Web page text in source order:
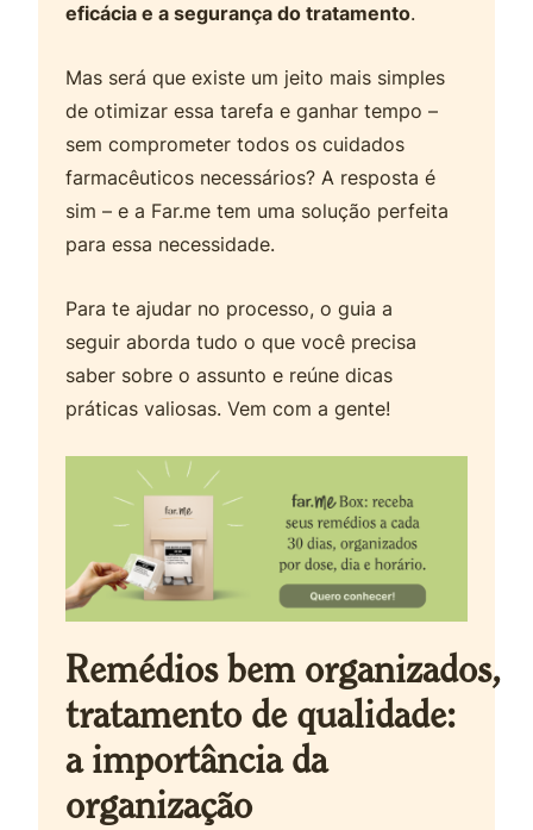
eficácia e a segurança do tratamento.
Mas será que existe um jeito mais simples
de otimizar essa tarefa e ganhar tempo –
sem comprometer todos os cuidados
farmacêuticos necessários? A resposta é
sim – e a Far.me tem uma solução perfeita
para essa necessidade.
Para te ajudar no processo, o guia a
seguir aborda tudo o que você precisa
saber sobre o assunto e reúne dicas
práticas valiosas. Vem com a gente!
Remédios bem organizados,
tratamento de qualidade:
a importância da
organização